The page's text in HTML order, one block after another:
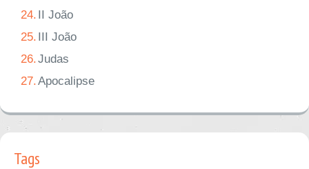
24. II João
25. III João
26.Judas
27.Apocalipse
Tags